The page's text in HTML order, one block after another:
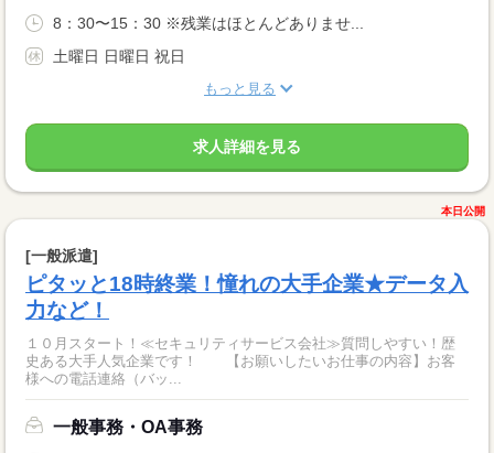
8：30〜15：30 ※残業はほとんどありませ...
土曜日 日曜日 祝日
もっと見る
求人詳細を見る
本日公開
[一般派遣]
ピタッと18時終業！憧れの大手企業★データ入
力など！
１０月スタート！≪セキュリティサービス会社≫質問しやすい！歴
史ある大手人気企業です！ 【お願いしたいお仕事の内容】お客
様への電話連絡（バッ...
一般事務・OA事務